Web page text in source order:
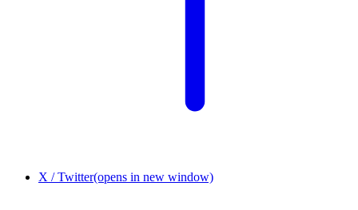
X / Twitter(opens in new window)